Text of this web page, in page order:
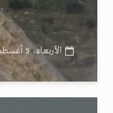
الأربعاء، 5 أغسطس 2026، 6:44 ص